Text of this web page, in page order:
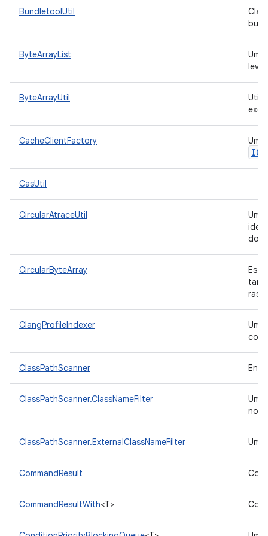
BundletoolUtil
ByteArrayList
leve.
ByteArrayUtil
CacheClientFactory
CasUtil
CircularAtraceUtil
Um
do
CircularByteArray
ClangProfileIndexer
ClassPathScanner
ClassPathScanner.ClassNameFilter Um
ClassPathScanner.ExternalClassNameFilter Um
CommandResult
CommandResultWith<T>